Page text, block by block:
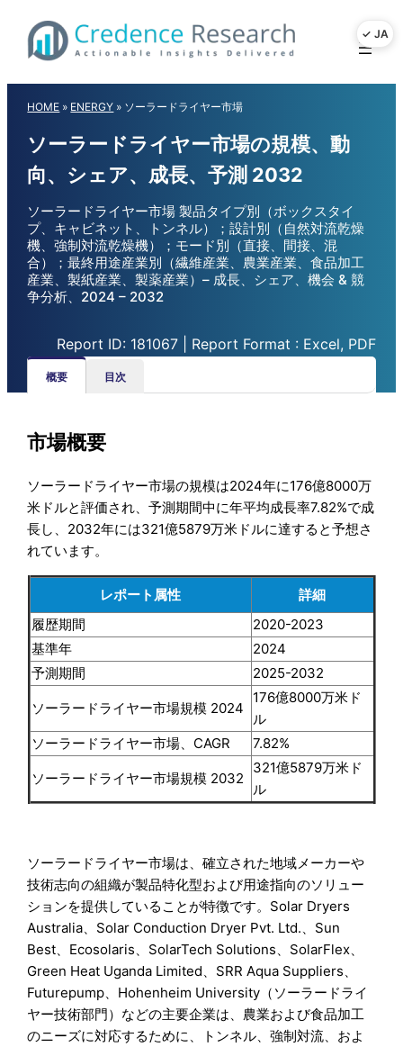
content
HOME » ENERGY » ソーラードライヤー市場
ソーラードライヤー市場の規模、動
向、シェア、成長、予測 2032
ソーラードライヤー市場 製品タイプ別（ボックスタイ
プ、キャビネット、トンネル）；設計別（自然対流乾燥
機、強制対流乾燥機）；モード別（直接、間接、混
合）；最終用途産業別（繊維産業、農業産業、食品加工
産業、製紙産業、製薬産業）– 成長、シェア、機会 & 競
争分析、2024 – 2032
Report ID: 181067 | Report Format : Excel, PDF
概要 目次
市場概要
ソーラードライヤー市場の規模は2024年に176億8000万
米ドルと評価され、予測期間中に年平均成長率7.82%で成
長し、2032年には321億5879万米ドルに達すると予想さ
れています。
レポート属性
詳細
履歴期間
2020-2023
基準年
2024
予測期間
2025-2032
ソーラードライヤー市場規模 2024
176億8000万米ド
ル
ソーラードライヤー市場、CAGR
7.82%
ソーラードライヤー市場規模 2032
321億5879万米ド
ル
ソーラードライヤー市場は、確立された地域メーカーや
技術志向の組織が製品特化型および用途指向のソリュー
ションを提供していることが特徴です。Solar Dryers
Australia、Solar Conduction Dryer Pvt. Ltd.、Sun
Best、Ecosolaris、SolarTech Solutions、SolarFlex、
Green Heat Uganda Limited、SRR Aqua Suppliers、
Futurepump、Hohenheim University（ソーラードライ
ヤー技術部門）などの主要企業は、農業および食品加工
のニーズに対応するために、トンネル、強制対流、およ